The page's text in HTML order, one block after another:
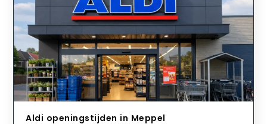
Aldi openingstijden in Meppel